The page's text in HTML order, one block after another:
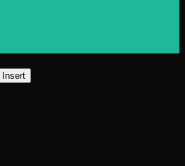
Insert